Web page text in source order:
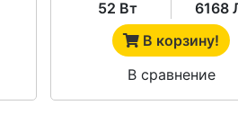
52 Вт
6168
В корзину!
В сравнение